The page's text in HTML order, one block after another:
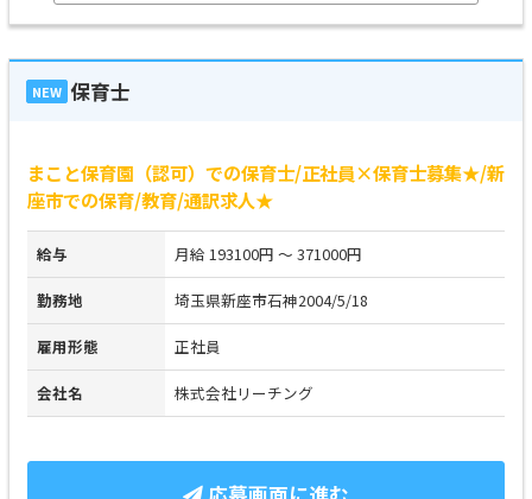
NEW 保育士
まこと保育園（認可）での保育士/正社員×保育士募集★/新
座市での保育/教育/通訳求人★
給与 月給 193100円 ～ 371000円
勤務地 埼玉県新座市石神2004/5/18
雇用形態 正社員
会社名 株式会社リーチング